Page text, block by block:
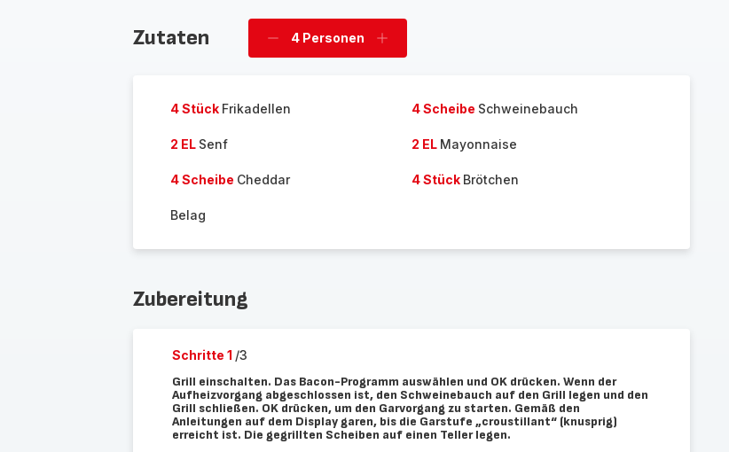
Zutaten
Personen
4 Personen
Personen
4 Stück Frikadellen 4 Scheibe Schweinebauch
2 EL Senf 2 EL Mayonnaise
4 Scheibe Cheddar 4 Stück Brötchen
Belag
Zubereitung
Schritte 1 /3
Grill einschalten. Das Bacon-Programm auswählen und OK drücken. Wenn der
Aufheizvorgang abgeschlossen ist, den Schweinebauch auf den Grill legen und den
Grill schließen. OK drücken, um den Garvorgang zu starten. Gemäß den
Anleitungen auf dem Display garen, bis die Garstufe „croustillant“ (knusprig)
erreicht ist. Die gegrillten Scheiben auf einen Teller legen.